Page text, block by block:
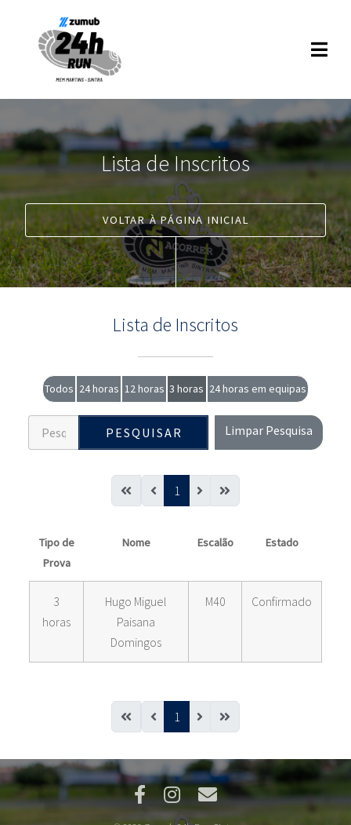
Lista de Inscritos
VOLTAR À PÁGINA INICIAL
Lista de Inscritos
Todos 24 horas 12 horas 3 horas 24 horas em equipas
PESQUISAR Limpar Pesquisa
1
Tipo de
Prova
Nome Escalão Estado
3
horas
Hugo Miguel
Paisana
Domingos
M40 Confirmado
1